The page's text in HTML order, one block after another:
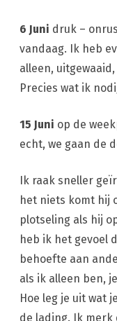
6 Juni druk –
vandaag. Ik heb
alleen,
Precies wat ik
15 Juni op de
echt, we gaan de
Ik raak sneller
het niets komt hij
plotseling als hij
heb ik het gevoel
behoefte aan
als ik alleen ben,
Hoe leg je uit wat
de lading. Ik